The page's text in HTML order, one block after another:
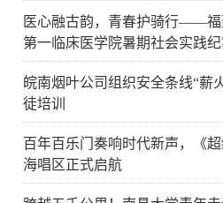
医心融古韵，青春护骑行——福
第一临床医学院暑期社会实践纪
皖南烟叶公司组织安全条线“薪
徒培训
百年百乐门奏响时代新声，《
海唱区正式启航